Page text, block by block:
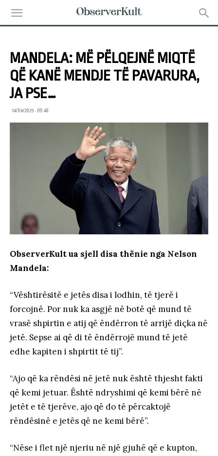
MANDELA: MË PËLQEJNË MIQTË
QË KANË MENDJE TË PAVARURA,
JA PSE…
14/06/2025 • 09:48
ObserverKult ua sjell disa thënie nga Nelson
Mandela:
“Vështirësitë e jetës disa i lodhin, të tjerë i
forcojnë. Por nuk ka asgjë në botë që mund të
vrasë shpirtin e atij që ëndërron të arrijë diçka në
jetë. Sepse ai që di të ëndërrojë mund të jetë
edhe kapiten i shpirtit të tij”.
“Ajo që ka rëndësi në jetë nuk është thjesht fakti
që kemi jetuar. Është ndryshimi që kemi bërë në
jetët e të tjerëve, ajo që do të përcaktojë
rëndësinë e jetës që ne kemi bërë”.
“Nëse i flet një njeriu në një gjuhë që e kupton,